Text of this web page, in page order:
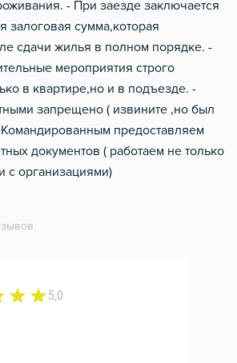
- При заезде заключается
залоговая сумма,которая
сдачи жилья в полном порядке. -
мероприятия строго
в квартире,но и в подъезде. -
запрещено ( извините ,но был
предоставляем
документов ( работаем не только
с организациями)
5,0